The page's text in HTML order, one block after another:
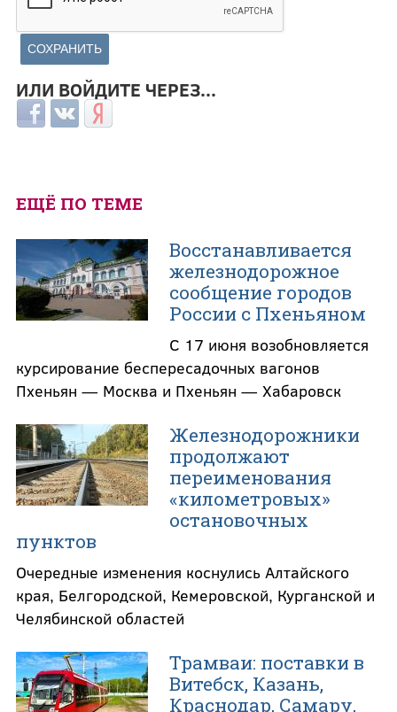
ИЛИ ВОЙДИТЕ ЧЕРЕЗ...
Login with Facebook
Login with ВКонтакте
Login with Яндекс
ЕЩЁ ПО ТЕМЕ
Восстанавливается
железнодорожное
сообщение городов
России с Пхеньяном
С 17 июня возобновляется
курсирование беспересадочных вагонов
Пхеньян — Москва и Пхеньян — Хабаровск
Железнодорожники
продолжают
переименования
«километровых»
остановочных
пунктов
Очередные изменения коснулись Алтайского
края, Белгородской, Кемеровской, Курганской и
Челябинской областей
Трамваи: поставки в
Витебск, Казань,
Краснодар, Самару,